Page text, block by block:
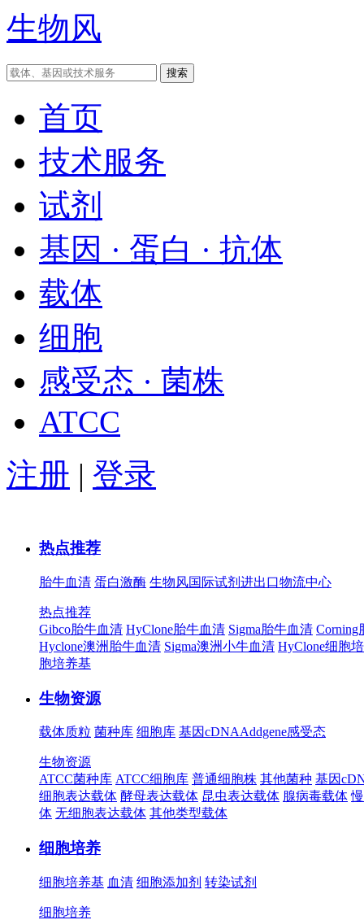
生物风
首页
技术服务
试剂
基因 · 蛋白 · 抗体
载体
细胞
感受态 · 菌株
ATCC
注册 | 登录
热点推荐
胎牛血清 蛋白激酶 生物风国际试剂进出口物流中心
热点推荐
Gibco胎牛血清 HyClone胎牛血清 Sigma胎牛血清 Corning
Hyclone澳洲胎牛血清 Sigma澳洲小牛血清 HyClone细胞
胞培养基
生物资源
载体质粒 菌种库 细胞库 基因cDNAAddgene感受态
生物资源
ATCC菌种库 ATCC细胞库 普通细胞株 其他菌种 基因
细胞表达载体 酵母表达载体 昆虫表达载体 腺病毒载体
体 无细胞表达载体 其他类型载体
细胞培养
细胞培养基 血清 细胞添加剂 转染试剂
细胞培养